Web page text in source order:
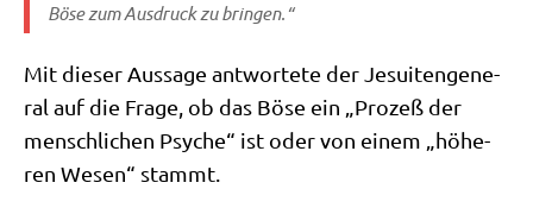
Böse zum Aus­druck zu bringen.“
Mit die­ser Aus­sa­ge ant­wor­te­te der Jesui­ten­ge­ne­
ral auf die Fra­ge, ob das Böse ein „Pro­zeß der
mensch­li­chen Psy­che“ ist oder von einem „höhe­
ren Wesen“ stammt.